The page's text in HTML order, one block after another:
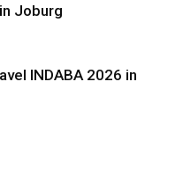
Joburg
INDABA 2026 in